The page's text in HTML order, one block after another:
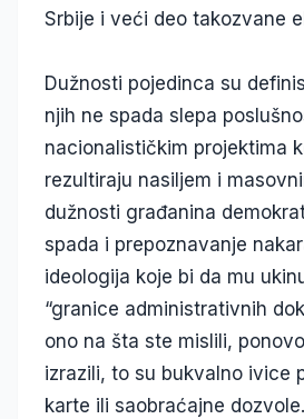
Srbije i veći deo takozvane
Dužnosti pojedinca su
njih ne spada slepa
nacionalističkim projektima
rezultiraju nasiljem i
dužnosti građanina
spada i prepoznavanje
ideologija koje bi da mu
“granice administrativnih
ono na šta ste mislili,
izrazili, to su bukvalno ivice
karte ili saobraćajne dozvole.